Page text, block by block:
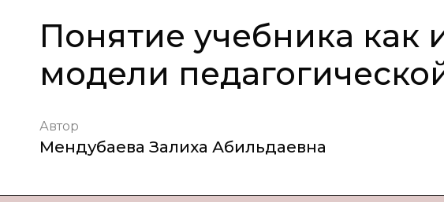
Понятие учебника
модели
Автор
Мендубаева Залиха Абильдаевна